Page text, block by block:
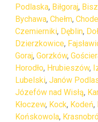
Podlaska, Biłgoraj,
Bychawa, Chełm,
Czemierniki, Dęblin,
Dzierzkowice,
Goraj, Gorzków,
Horodło, Hrubieszów,
Lubelski, Janów
Józefów nad Wisłą,
Kłoczew, Kock, Kodeń,
Końskowola,